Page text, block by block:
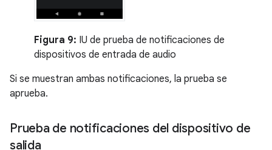
Figura 9: IU de prueba de notificaciones de
dispositivos de entrada de audio
Si se muestran ambas notificaciones, la prueba se
aprueba.
Prueba de notificaciones del dispositivo de
salida